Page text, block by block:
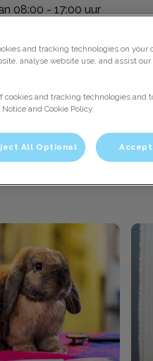
08:00 - 17:00 uur
Filteren met
and tracking technologies on your
analyse website use, and assist
cookies and tracking technologies and
and Cookie Policy.
All Optional